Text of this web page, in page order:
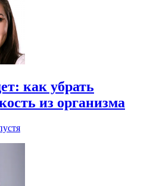
как убрать
из организма